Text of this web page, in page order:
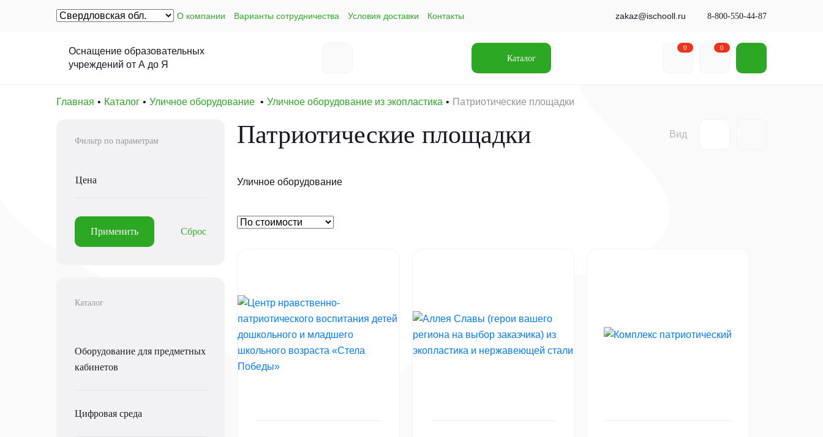
О компании Варианты сотрудничества Условия доставки Контакты zakaz@ischooll.ru 8-800-550-44-87
Оснащение образовательных
учреждений от А до Я
Каталог
0 0
Главная Каталог Уличное оборудование Уличное оборудование из экопластика Патриотические площадки
Фильтр по параметрам
Цена
Применить Сброс
Каталог
Оборудование для предметных
кабинетов
Цифровая среда
Патриотические площадки Вид
Уличное оборудование